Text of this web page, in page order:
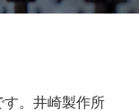
。井崎製作所